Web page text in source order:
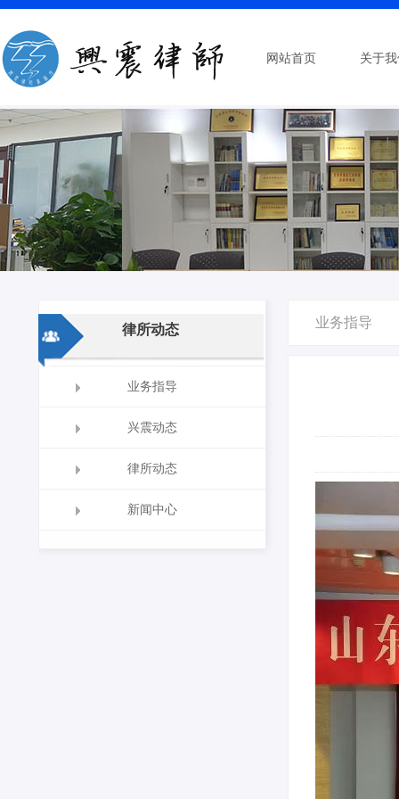
网站首页 关于
律所动态
业务指导
兴震动态
律所动态
新闻中心
业务指导